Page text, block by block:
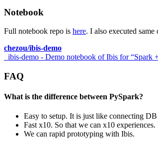
非英語ネイティブにとっての
2016年買ってよかったもの 10選
今年読んで面白かった漫画
Rubyで深層学習を使った音声
Cloudera World Tokyo 2016で機
homebrewを移動してiRubyが壊
RNNLMベースの形態素解析器
Notebook
Full notebook repo is here. I also executed
chezou/ibis-demo
_ibis-demo - Demo notebook of Ibis for
FAQ
What is the difference between PySpark?
Easy to setup. It is just like connecting DB
Fast x10. So that we can x10
We can rapid prototyping with Ibis.